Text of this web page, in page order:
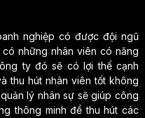
nghiệp có được đội ngũ
những nhân viên có năng
ty đó sẽ có lợi thế cạnh
thu hút nhân viên tốt không
lý nhân sự sẽ giúp công
thông minh để thu hút các